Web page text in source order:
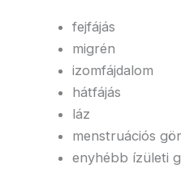
fejfájás
migrén
izomfájdalom
hátfájás
láz
menstruációs
enyhébb ízületi